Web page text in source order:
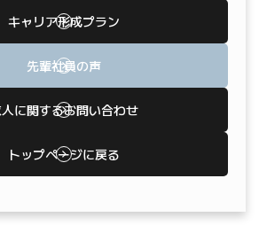
キャリア形成プラン
先輩社員の声
に関するお問い合わせ
トップページに戻る